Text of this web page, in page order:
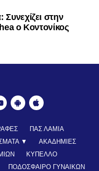
Συνεχίζει στην
ο Κοντονίκος
ΠΑΣ ΛΑΜΙΑ
▼
ΑΚΑΔΗΜΙΕΣ
ΚΥΠΕΛΛΟ
ΠΟΔΟΣΦΑΙΡΟ ΓΥΝΑΙΚΩΝ